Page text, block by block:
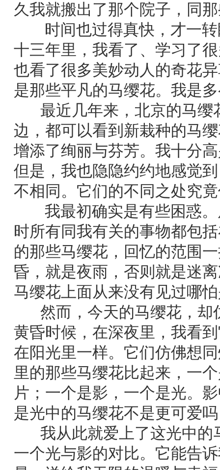
久我就搬出了那个院子，同
时间也过得真快，才一转
十三年里，我看了、学习了
也看了很多美妙动人的奇花
是那些平凡的马缨花。我是
最近几年来，北京的马缨
边，都可以看到新栽种的马
增添了绚丽与芬芳。我十分
但是，我也隐隐约约地感觉
不相同。它们的不同之处究
我最初确实是有些困惑。
时所有同我有关的事物都包
的那些马缨花，回忆的范围
昏，就是夜雨，否则就是迷
马缨花上面从来没有见过哪
然而，今天的马缨花，却
黄昏时候，在深夜里，我看
在阳光里一样。它们仿佛想
里的那些马缨花比起来，一
片；一个是影，一个是光。
是光中的马缨花不是更可爱
我从此就爱上了这光中的
一个光与影的对比。它能告